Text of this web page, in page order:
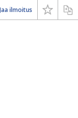
Jaa ilmoitus